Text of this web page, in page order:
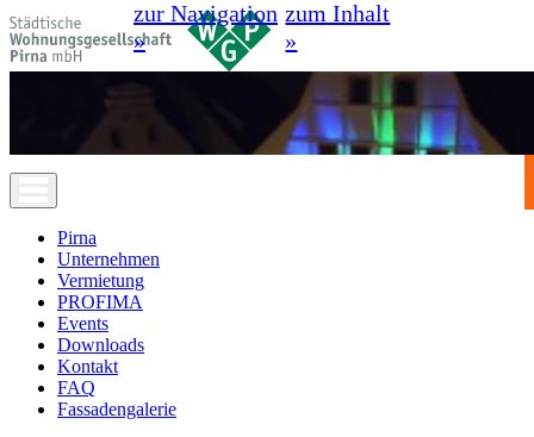
zur Navigation
»
zum Inhalt
»
Pirna
Unternehmen
Vermietung
PROFIMA
Events
Downloads
Kontakt
FAQ
Fassadengalerie